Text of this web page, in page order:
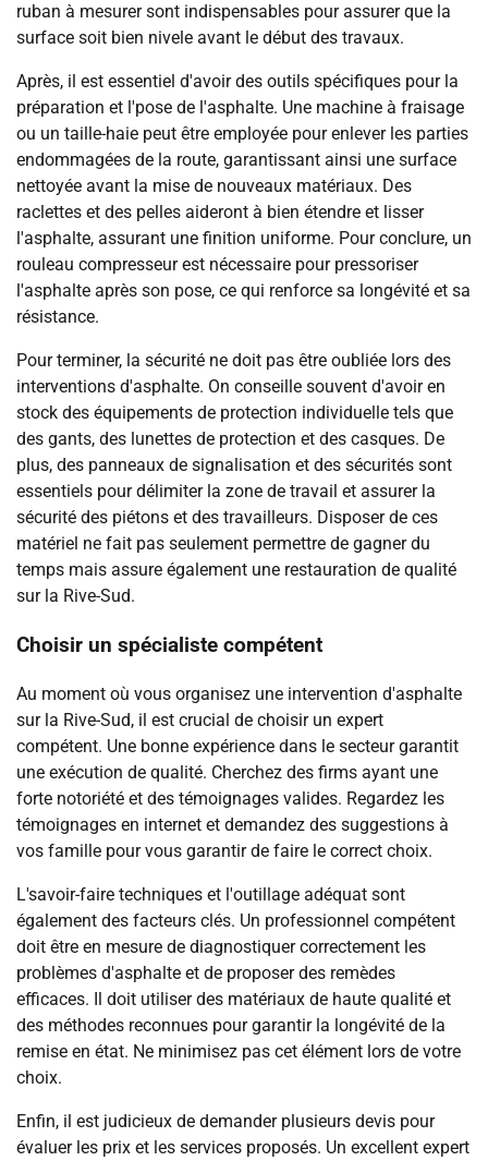
ruban à mesurer sont indispensables pour assurer que la
surface soit bien nivele avant le début des travaux.
Après, il est essentiel d'avoir des outils spécifiques pour la
préparation et l'pose de l'asphalte. Une machine à fraisage
ou un taille-haie peut être employée pour enlever les parties
endommagées de la route, garantissant ainsi une surface
nettoyée avant la mise de nouveaux matériaux. Des
raclettes et des pelles aideront à bien étendre et lisser
l'asphalte, assurant une finition uniforme. Pour conclure, un
rouleau compresseur est nécessaire pour pressoriser
l'asphalte après son pose, ce qui renforce sa longévité et sa
résistance.
Pour terminer, la sécurité ne doit pas être oubliée lors des
interventions d'asphalte. On conseille souvent d'avoir en
stock des équipements de protection individuelle tels que
des gants, des lunettes de protection et des casques. De
plus, des panneaux de signalisation et des sécurités sont
essentiels pour délimiter la zone de travail et assurer la
sécurité des piétons et des travailleurs. Disposer de ces
matériel ne fait pas seulement permettre de gagner du
temps mais assure également une restauration de qualité
sur la Rive-Sud.
Choisir un spécialiste compétent
Au moment où vous organisez une intervention d'asphalte
sur la Rive-Sud, il est crucial de choisir un expert
compétent. Une bonne expérience dans le secteur garantit
une exécution de qualité. Cherchez des firms ayant une
forte notoriété et des témoignages valides. Regardez les
témoignages en internet et demandez des suggestions à
vos famille pour vous garantir de faire le correct choix.
L'savoir-faire techniques et l'outillage adéquat sont
également des facteurs clés. Un professionnel compétent
doit être en mesure de diagnostiquer correctement les
problèmes d'asphalte et de proposer des remèdes
efficaces. Il doit utiliser des matériaux de haute qualité et
des méthodes reconnues pour garantir la longévité de la
remise en état. Ne minimisez pas cet élément lors de votre
choix.
Enfin, il est judicieux de demander plusieurs devis pour
évaluer les prix et les services proposés. Un excellent expert